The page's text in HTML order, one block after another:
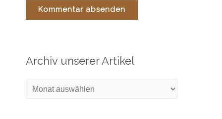
Archiv unserer Artikel